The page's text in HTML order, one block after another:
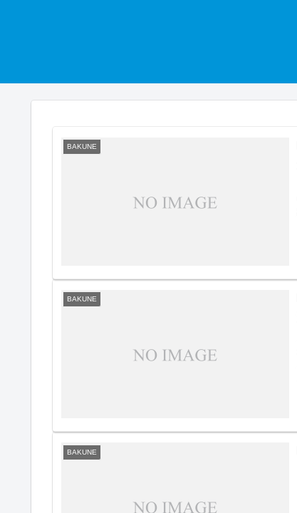
BAKUNE
BAKUNE
BAKUNE